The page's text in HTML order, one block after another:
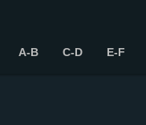
A-B C-D E-F